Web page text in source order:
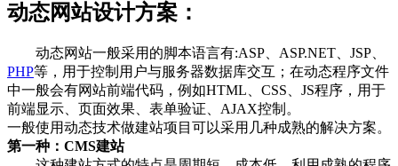
动态网站设计方案：
动态网站一般采用的脚本语言有:ASP、ASP.NET、JSP、
PHP等，用于控制用户与服务器数据库交互；在动态程序文件
中一般会有网站前端代码，例如HTML、CSS、JS程序，用于
前端显示、页面效果、表单验证、AJAX控制。
一般使用动态技术做建站项目可以采用几种成熟的解决方案。
第一种：CMS建站